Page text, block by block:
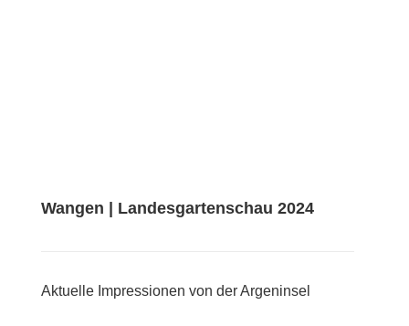
Wangen | Landesgartenschau 2024
Aktuelle Impressionen von der Argeninsel